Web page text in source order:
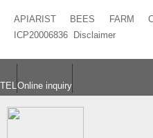
APIARIST BEES
ICP20006836 Disclaimer
TEL Online inquiry